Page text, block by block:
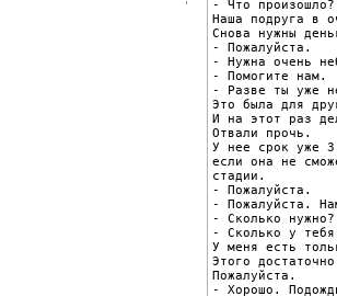
- Что произошло?
Наша подруга в
Снова нужны
- Пожалуйста.
- Нужна очень
- Помогите нам.
- Разве ты уже
Это была для
И на этот раз
Отвали прочь.
У нее срок уже
если она не
стадии.
- Пожалуйста.
- Пожалуйста.
- Сколько нужно?
- Сколько у
У меня есть
Этого
Пожалуйста.
- Хорошо.